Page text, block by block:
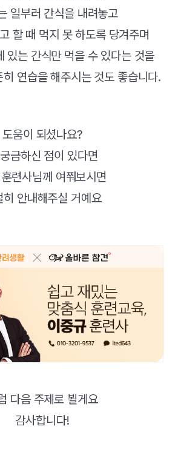
일부러 간식을 내려놓고
할 때 먹지 못 하도록 당겨주며
있는 간식만 먹을 수 있다는 것을
연습을 해주시는 것도 좋습니다.
도움이 되셨나요?
금하신 점이 있다면
련사님께 여쭤보시면
히 안내해주실 거예요
다음 주제로 뵐게요
감사합니다!